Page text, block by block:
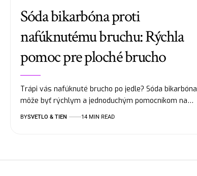
Sóda bikarbóna proti
nafúknutému bruchu: Rýchla
pomoc pre ploché brucho
Trápi vás nafúknuté brucho po jedle? Sóda bikarbóna
môže byť rýchlym a jednoduchým pomocníkom na…
BYSVETLO & TIEN 14 MIN READ